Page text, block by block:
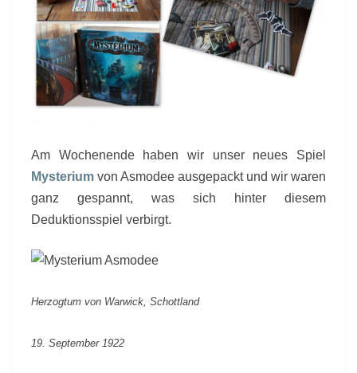
Am Wochenende haben wir unser neues Spiel
Mysterium von Asmodee ausgepackt und wir waren
ganz gespannt, was sich hinter diesem
Deduktionsspiel verbirgt.
Herzogtum von Warwick, Schottland
19. September 1922